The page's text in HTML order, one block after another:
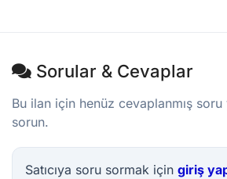
Sorular & Cevaplar
Bu ilan için henüz cevaplanmış
sorun.
Satıcıya soru sormak için giriş